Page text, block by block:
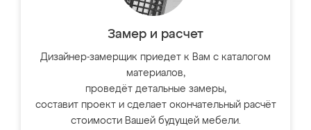
Замер и расчет
Дизайнер-замерщик приедет к Вам с каталогом
материалов,
проведёт детальные замеры,
составит проект и сделает окончательный расчёт
стоимости Вашей будущей мебели.